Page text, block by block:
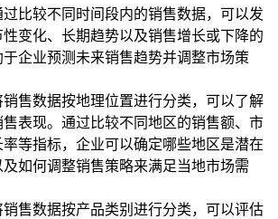
比较不同时间段内的销售数据，可以发
变化、长期趋势以及销售增长或下降的
企业预测未来销售趋势并调整市场策
销售数据按地理位置进行分类，可以了解
表现。通过比较不同地区的销售额、市
等指标，企业可以确定哪些地区是潜在
如何调整销售策略来满足当地市场需
售数据按产品类别进行分类，可以评估